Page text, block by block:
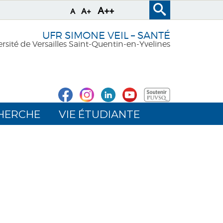
A A+ A++
UFR SIMONE VEIL – SANTÉ
de Versailles Saint-Quentin-en-Yvelines
VIE ÉTUDIANTE